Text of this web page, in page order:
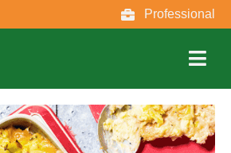
Professional